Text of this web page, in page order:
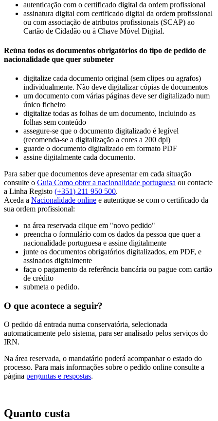
autenticação com o certificado digital da ordem profissional
assinatura digital com certificado digital da ordem profissional
ou com associação de atributos profissionais (SCAP) ao
Cartão de Cidadão ou à Chave Móvel Digital.
Reúna todos os documentos obrigatórios do tipo de pedido de
nacionalidade que quer submeter
digitalize cada documento original (sem clipes ou agrafos)
individualmente. Não deve digitalizar cópias de documentos
um documento com várias páginas deve ser digitalizado num
único ficheiro
digitalize todas as folhas de um documento, incluindo as
folhas sem conteúdo
assegure-se que o documento digitalizado é legível
(recomenda-se a digitalização a cores a 200 dpi)
guarde o documento digitalizado em formato PDF
assine digitalmente cada documento.
Para saber que documentos deve apresentar em cada situação
consulte o Guia Como obter a nacionalidade portuguesa ou contacte
a Linha Registo (+351) 211 950 500.
Aceda a Nacionalidade online e autentique-se com o certificado da
sua ordem profissional:
na área reservada clique em "novo pedido"
preencha o formulário com os dados da pessoa que quer a
nacionalidade portuguesa e assine digitalmente
junte os documentos obrigatórios digitalizados, em PDF, e
assinados digitalmente
faça o pagamento da referência bancária ou pague com cartão
de crédito
submeta o pedido.
O que acontece a seguir?
O pedido dá entrada numa conservatória, selecionada
automaticamente pelo sistema, para ser analisado pelos serviços do
IRN.
Na área reservada, o mandatário poderá acompanhar o estado do
processo. Para mais informações sobre o pedido online consulte a
página perguntas e respostas.
Quanto custa